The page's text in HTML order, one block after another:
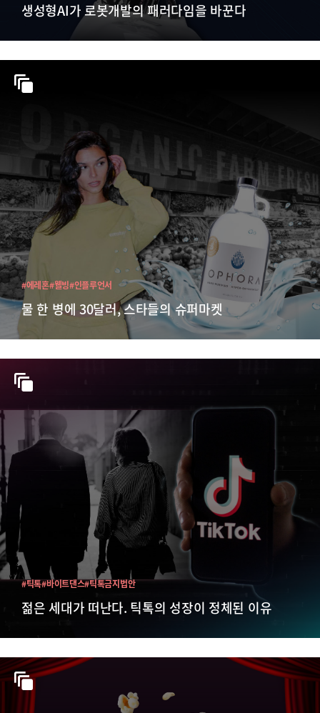
생성형AI가 로봇개발의 패러다임을 바꾼다
물 한 병에 30달러, 스타들의 슈퍼마켓
#에레혼#웰빙#인플루언서
젊은 세대가 떠난다. 틱톡의 성장이 정체된 이유
#틱톡#바이트댄스#틱톡금지법안